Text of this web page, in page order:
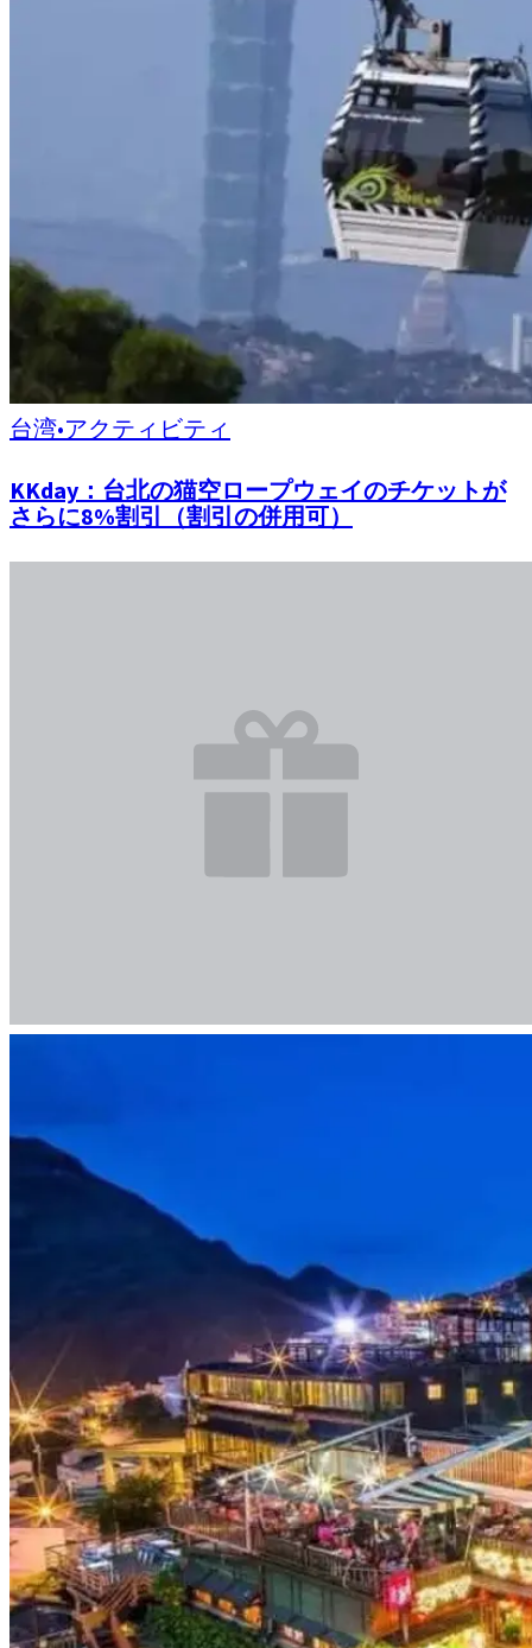
台湾•アクティビティ
KKday：台北の猫空ロープウェイのチケットが
さらに8%割引（割引の併用可）